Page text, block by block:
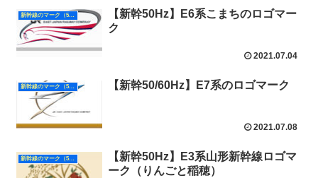
新幹線のマーク（50Hz）
【新幹50Hz】E6系こまちのロゴマー
ク
2021.07.04
新幹線のマーク（50Hz） 【新幹50/60Hz】E7系のロゴマーク
2021.07.08
新幹線のマーク（50Hz）
【新幹50Hz】E3系山形新幹線ロゴマ
ーク（りんごと稲穂）